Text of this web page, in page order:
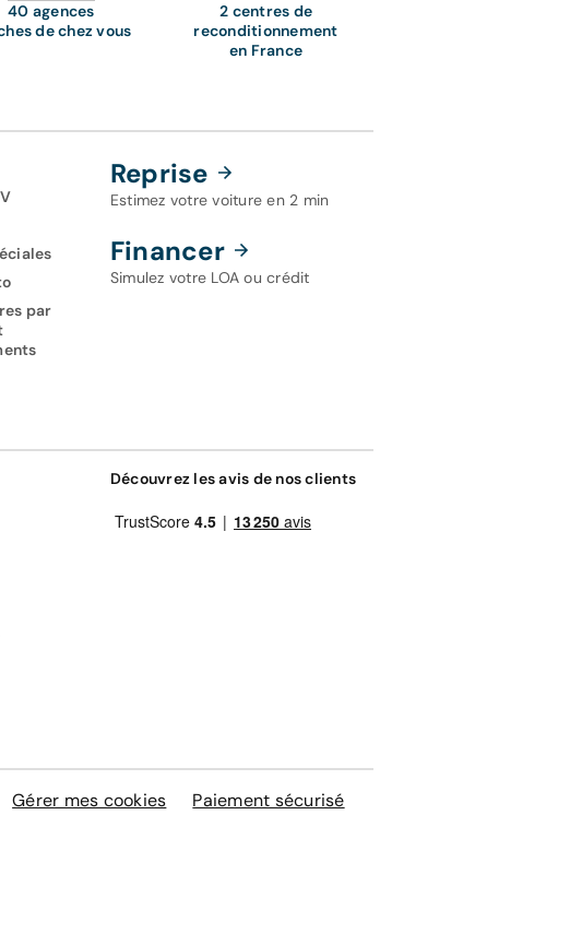
40 agences
de chez vous
2 centres de
reconditionnement
en France
par
Reprise
Estimez votre voiture en 2 min
Financer
Simulez votre LOA ou crédit
Découvrez les avis de nos clients
Gérer mes cookies
Paiement sécurisé